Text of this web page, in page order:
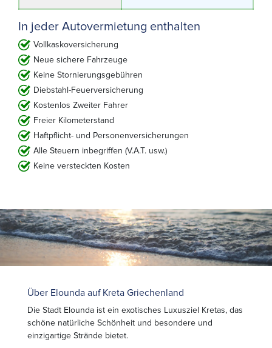
In jeder Autovermietung enthalten
Vollkaskoversicherung
Neue sichere Fahrzeuge
Keine Stornierungsgebühren
Diebstahl-Feuerversicherung
Kostenlos Zweiter Fahrer
Freier Kilometerstand
Haftpflicht- und Personenversicherungen
Alle Steuern inbegriffen (V.A.T. usw.)
Keine versteckten Kosten
Über Elounda auf Kreta Griechenland
Die Stadt Elounda ist ein exotisches Luxusziel Kretas, das
schöne natürliche Schönheit und besondere und
einzigartige Strände bietet.